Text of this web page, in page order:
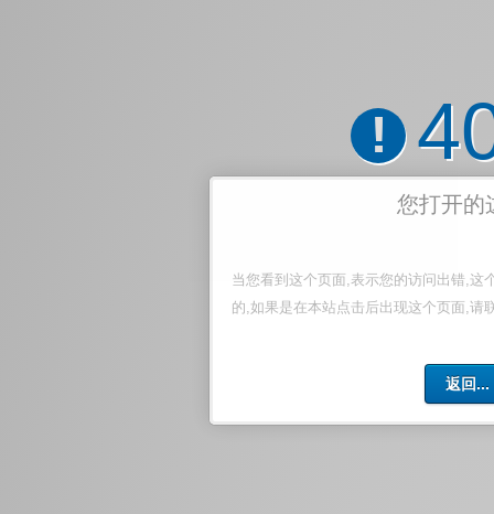
!
您打开的
当您看到这个页面,表示您的访问出错,这
的,如果是在本站点击后出现这个页面,请
返回...